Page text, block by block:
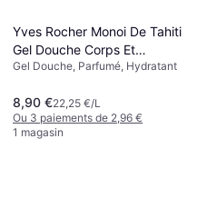
Yves Rocher Monoi De Tahiti
Gel Douche Corps Et
Cheveux 400 ml 400ml
Gel Douche, Parfumé, Hydratant
8,90 €22,25 €/L
Ou 3 paiements de 2,96 €
1 magasin